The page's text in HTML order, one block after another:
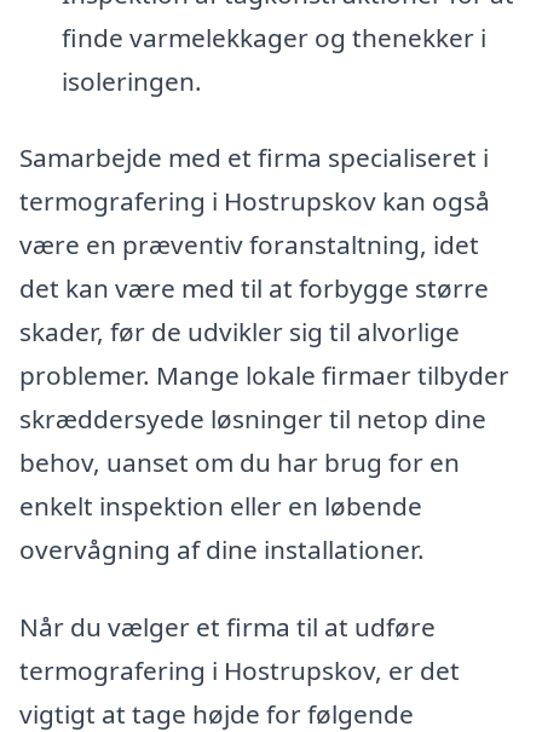
finde varmelekkager og thenekker i
isoleringen.
Samarbejde med et firma specialiseret i
termografering i Hostrupskov kan også
være en præventiv foranstaltning, idet
det kan være med til at forbygge større
skader, før de udvikler sig til alvorlige
problemer. Mange lokale firmaer tilbyder
skræddersyede løsninger til netop dine
behov, uanset om du har brug for en
enkelt inspektion eller en løbende
overvågning af dine installationer.
Når du vælger et firma til at udføre
termografering i Hostrupskov, er det
vigtigt at tage højde for følgende